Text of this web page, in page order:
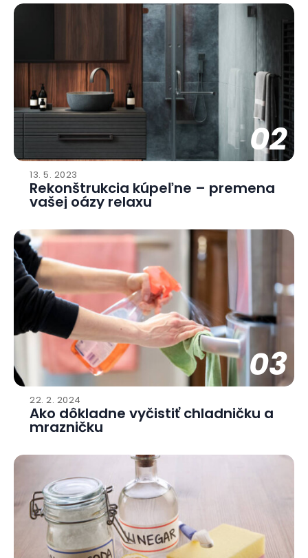
02
13. 5. 2023
Rekonštrukcia kúpeľne – premena
vašej oázy relaxu
03
22. 2. 2024
Ako dôkladne vyčistiť chladničku a
mrazničku